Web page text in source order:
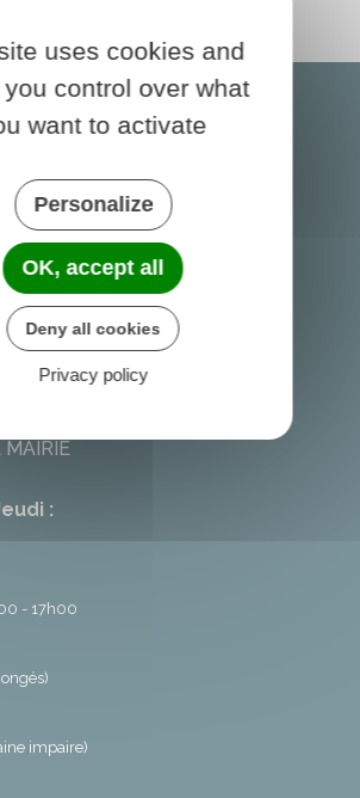
Meu
nous
MAIRIE
:
- 17h00
impaire)
uses cookies and
control over what
want to activate
Personalize
OK, accept all
Deny all cookies
Privacy policy